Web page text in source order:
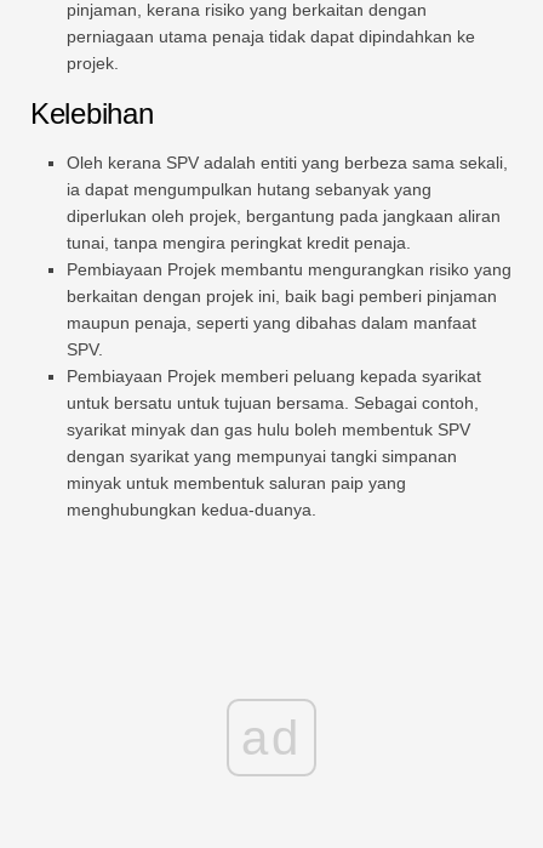
pinjaman, kerana risiko yang berkaitan dengan
perniagaan utama penaja tidak dapat dipindahkan ke
projek.
Kelebihan
Oleh kerana SPV adalah entiti yang berbeza sama sekali,
ia dapat mengumpulkan hutang sebanyak yang
diperlukan oleh projek, bergantung pada jangkaan aliran
tunai, tanpa mengira peringkat kredit penaja.
Pembiayaan Projek membantu mengurangkan risiko yang
berkaitan dengan projek ini, baik bagi pemberi pinjaman
maupun penaja, seperti yang dibahas dalam manfaat
SPV.
Pembiayaan Projek memberi peluang kepada syarikat
untuk bersatu untuk tujuan bersama. Sebagai contoh,
syarikat minyak dan gas hulu boleh membentuk SPV
dengan syarikat yang mempunyai tangki simpanan
minyak untuk membentuk saluran paip yang
menghubungkan kedua-duanya.
ad